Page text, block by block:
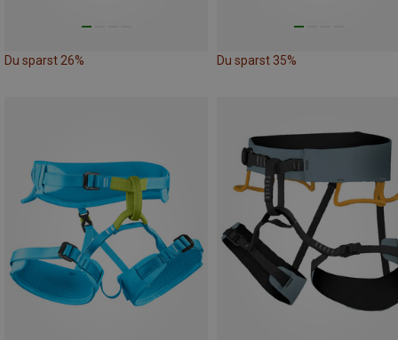
Du sparst 26% Du sparst 35%